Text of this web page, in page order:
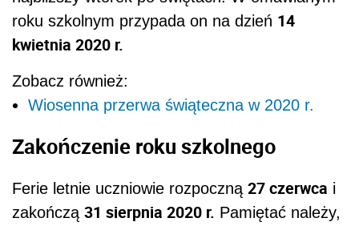
roku szkolnym przypada on na dzień 14
kwietnia 2020 r.
Zobacz również:
Wiosenna przerwa świąteczna w 2020 r.
Zakończenie roku szkolnego
Ferie letnie uczniowie rozpoczną 27 czerwca i
zakończą 31 sierpnia 2020 r. Pamiętać należy,